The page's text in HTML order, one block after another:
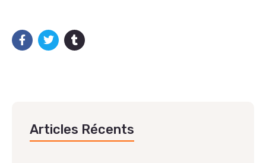
Articles Récents